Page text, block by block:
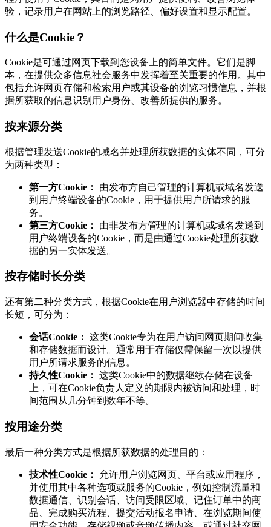
验，记录用户在网站上的浏览路径、偏好设置和显示配置。
什么是Cookie？
Cookie是可通过网页下载到您设备上的简单文件。它们是脚
本，在提供众多信息社会服务中发挥着至关重要的作用。其中
包括允许网页存储和检索用户或其设备的浏览习惯信息，并根
据所获取的信息识别用户身份、改善所提供的服务。
按来源分类
根据管理发送Cookie的域名并处理所获数据的实体不同，可分
为两种类型：
第一方Cookie：
由发布方自己管理的计算机或域名发送
到用户终端设备的Cookie，用于提供用户所请求的服
务。
第三方Cookie：
由非发布方管理的计算机或域名发送到
用户终端设备的Cookie，而是由通过Cookie处理所获数
据的另一实体发送。
按存储时长分类
还有第二种分类方式，根据Cookie在用户浏览器中存储的时间
长短，可分为：
会话Cookie： 这类Cookie专为在用户访问网页期间收集
和存储数据而设计。通常用于存储仅需保留一次以提供
用户所请求服务的信息。
持久性Cookie： 这类Cookie中的数据继续存储在设备
上，可在Cookie负责人定义的期限内被访问和处理，时
间范围从几分钟到数年不等。
按用途分类
最后一种分类方式是根据所获数据的处理目的：
技术性Cookie：
允许用户浏览网页、平台或应用程序，
并使用其中各种选项或服务的Cookie，例如控制流量和
数据通信、识别会话、访问受限区域、记住订单中的商
品、完成购买流程、提交活动报名申请、在浏览期间使